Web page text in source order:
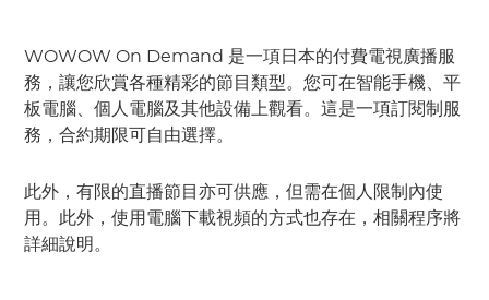
WOWOW On Demand 是一項日本的付費電視廣播服
務，讓您欣賞各種精彩的節目類型。您可在智能手機、平
板電腦、個人電腦及其他設備上觀看。這是一項訂閱制服
務，合約期限可自由選擇。
此外，有限的直播節目亦可供應，但需在個人限制內使
用。此外，使用電腦下載視頻的方式也存在，相關程序將
詳細說明。